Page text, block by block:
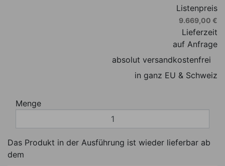
Listenpreis
9.669,00 €
Lieferzeit
auf Anfrage
absolut versandkostenfrei
in ganz EU & Schweiz
Menge
Das Produkt in der Ausführung ist wieder lieferbar ab
dem